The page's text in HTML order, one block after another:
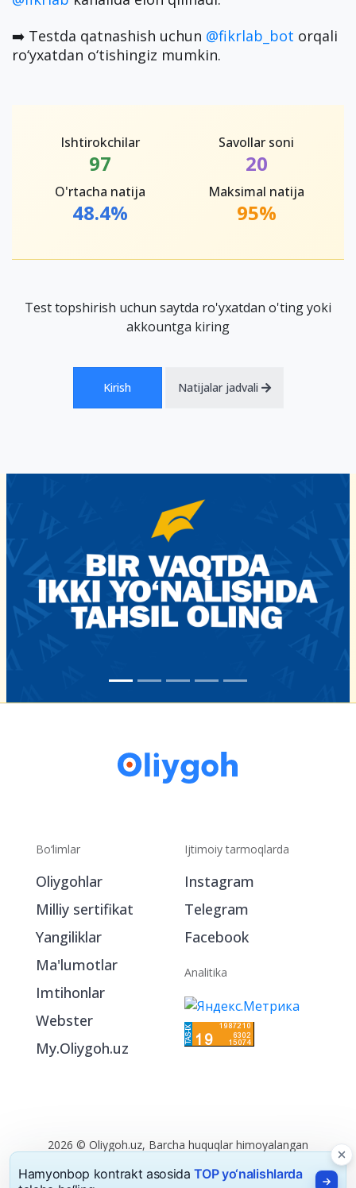
➡️ Testda qatnashish uchun @fikrlab_bot orqali
ro‘yxatdan o‘tishingiz mumkin.
Ishtirokchilar
97
Savollar soni
20
O'rtacha natija
48.4%
Maksimal natija
95%
Test topshirish uchun saytda ro'yxatdan o'ting yoki
akkountga kiring
Kirish Natijalar jadvali
Bo‘limlar
Oliygohlar
Milliy sertifikat
Yangiliklar
Ma'lumotlar
Imtihonlar
Webster
My.Oliygoh.uz
Ijtimoiy tarmoqlarda
Instagram
Telegram
Facebook
Analitika
2026 © Oliygoh.uz, Barcha huquqlar himoyalangan
Reklama /Foydalanish shartlari
Hamyonbop kontrakt asosidaTOP yo‘nalishlarda